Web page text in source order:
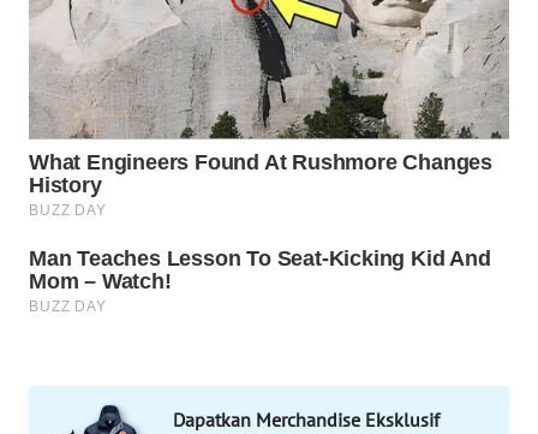
Dapatkan Merchandise Eksklusif
WAHANA
TV
WAHANANEWS
ID
WAHANANEWS
WAHANANEWS
WAHANA
SPORT